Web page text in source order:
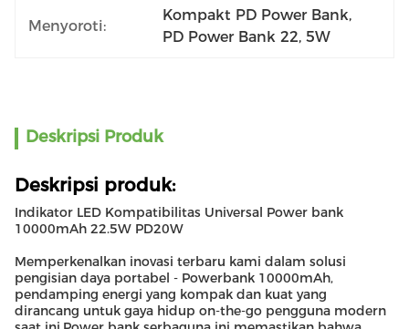
Menyoroti:
Kompakt PD Power Bank,
PD Power Bank 22, 5W
Deskripsi Produk
Deskripsi produk:
Indikator LED Kompatibilitas Universal Power bank
10000mAh 22.5W PD20W
Memperkenalkan inovasi terbaru kami dalam solusi
pengisian daya portabel - Powerbank 10000mAh,
pendamping energi yang kompak dan kuat yang
dirancang untuk gaya hidup on-the-go pengguna modern